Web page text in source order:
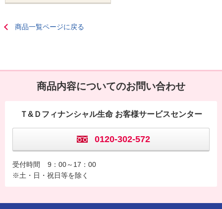
商品一覧ページに戻る
商品内容についてのお問い合わせ
Ｔ&Ｄフィナンシャル生命 お客様サービスセンター
0120-302-572
受付時間
9：00～17：00
※土・日・祝日等を除く